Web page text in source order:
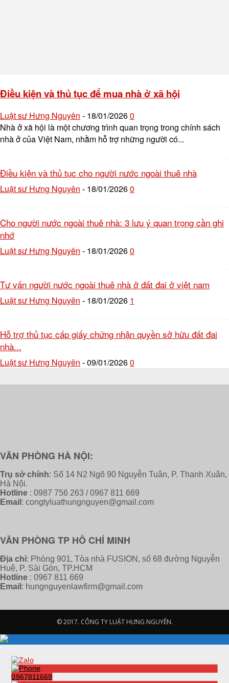
Điều kiện và thủ tục để mua nhà ở xã hội
Luật sư Hưng Nguyên - 18/01/20260
Nhà ở xã hội là một chương trình quan trọng trong chính sách
nhà ở của Việt Nam, nhằm hỗ trợ những người có...
Điều kiện và thủ tục cho người nước ngoài thuê nhà
Luật sư Hưng Nguyên - 18/01/20260
Cho người nước ngoài thuê nhà: 3 lưu ý quan trọng cần ghi
nhớ
Luật sư Hưng Nguyên - 18/01/20260
Tư vấn người nước ngoài thuê nhà ở đất đai ở việt nam
Luật sư Hưng Nguyên - 18/01/2026 1
Hỗ trợ thủ tục cấp giấy chứng nhận quyền sở hữu đất đai
nhà...
Luật sư Hưng Nguyên - 09/01/20260
VĂN PHÒNG HÀ NỘI:
Trụ sở chính: Số 14 N2 Ngõ 90 Nguyễn Tuân, P. Thanh Xuân,
Hà Nội.
Hotline : 0987 756 263 / 0967 811 669
Email : congtyluathungnguyen@gmail.com
VĂN PHÒNG TP HỒ CHÍ MINH
Địa chỉ: Phòng 901, Tòa nhà FUSION, số 68 đường Nguyễn
Huệ, P. Sài Gòn, TP.HCM
Hotline : 0967 811 669
Email : hungnguyenlawfirm@gmail.com
© 2017. CÔNG TY LUẬT HƯNG NGUYÊN.
0967811669